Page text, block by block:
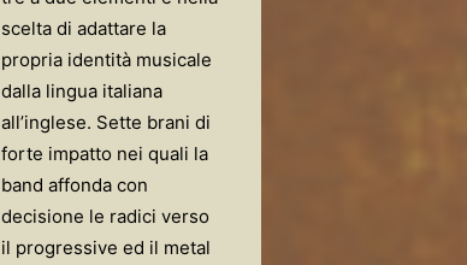
scelta di adattare la
propria identità musicale
dalla lingua italiana
all’inglese. Sette brani di
forte impatto nei quali la
band affonda con
decisione le radici verso
il progressive ed il metal